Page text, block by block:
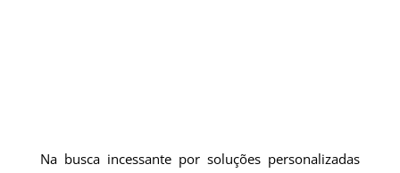
Na busca incessante por soluções personalizadas